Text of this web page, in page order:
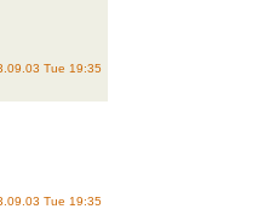
Tue 19:35
Tue 19:35